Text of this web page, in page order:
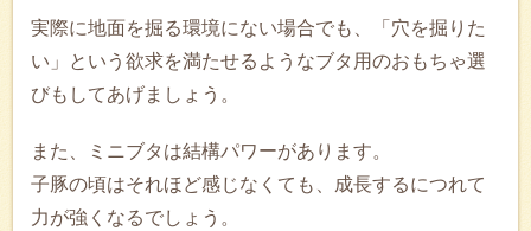
実際に地面を掘る環境にない場合でも、「穴を掘りた
い」という欲求を満たせるようなブタ用のおもちゃ選
びもしてあげましょう。
また、ミニブタは結構パワーがあります。
子豚の頃はそれほど感じなくても、成長するにつれて
力が強くなるでしょう。